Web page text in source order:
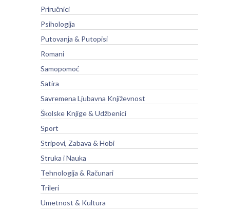
Priručnici
Psihologija
Putovanja & Putopisi
Romani
Samopomoć
Satira
Savremena Ljubavna Književnost
Školske Knjige & Udžbenici
Sport
Stripovi, Zabava & Hobi
Struka i Nauka
Tehnologija & Računari
Trileri
Umetnost & Kultura